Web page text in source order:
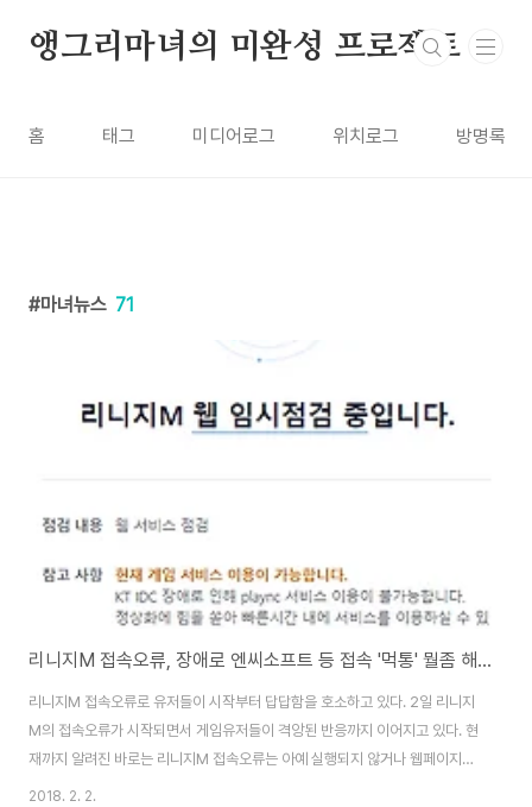
앵그리마녀의 미완성 프로젝트
홈 태그 미디어로그 위치로그 방명록
마녀뉴스 71
리니지M 접속오류, 장애로 엔씨소프트 등 접속 '먹통' 뭘좀 해보려니 안되네 "대답없는너"
리니지M 접속오류로 유저들이 시작부터 답답함을 호소하고 있다. 2일 리니지
M의 접속오류가 시작되면서 게임유저들이 격앙된 반응까지 이어지고 있다. 현
재까지 알려진 바로는 리니지M 접속오류는 아예 실행되지 않거나 웹페이지가
열리지 않는 등의 문제가 발생한 것으로 알려져있다. 업체측은 리니지M의 접
2018. 2. 2.